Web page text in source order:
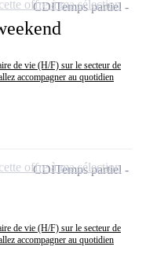
de vie (H/F) sur le secteur de
accompagner au quotidien
CDITemps partiel
offre à ma sélection
de vie (H/F) sur le secteur de
accompagner au quotidien
CDITemps partiel
offre à ma sélection